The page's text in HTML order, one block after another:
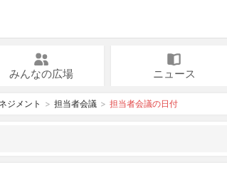
みんなの広場 ニュース
ジメント 担当者会議 担当者会議の日付